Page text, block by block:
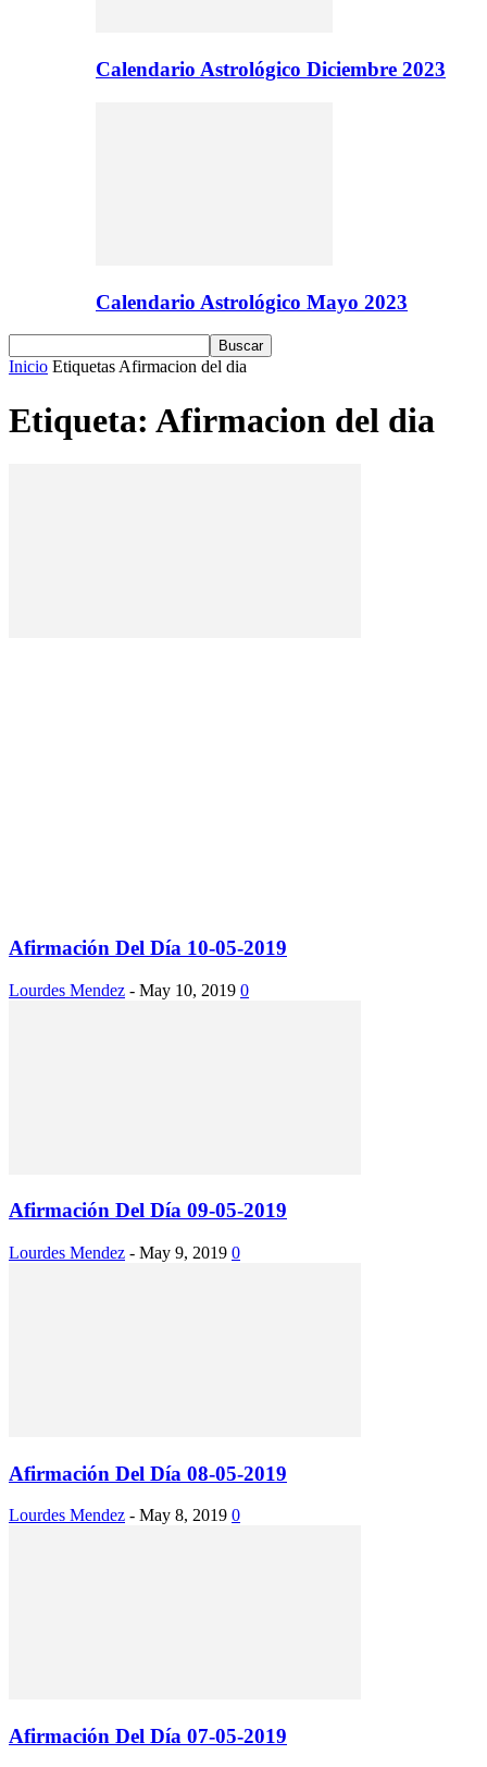
Calendario Astrológico Diciembre 2023
Calendario Astrológico Mayo 2023
Inicio Etiquetas Afirmacion del dia
Etiqueta: Afirmacion del dia
Afirmación Del Día 10-05-2019
Lourdes Mendez - May 10, 2019 0
Afirmación Del Día 09-05-2019
Lourdes Mendez - May 9, 2019 0
Afirmación Del Día 08-05-2019
Lourdes Mendez - May 8, 2019 0
Afirmación Del Día 07-05-2019